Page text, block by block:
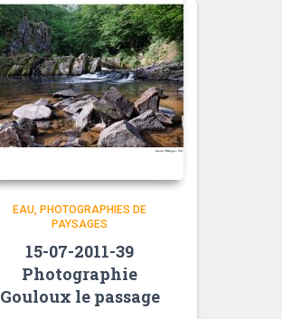
EAU PHOTOGRAPHIES DE
PAYSAGES
15-07-2011-39
Photographie
Gouloux le passage